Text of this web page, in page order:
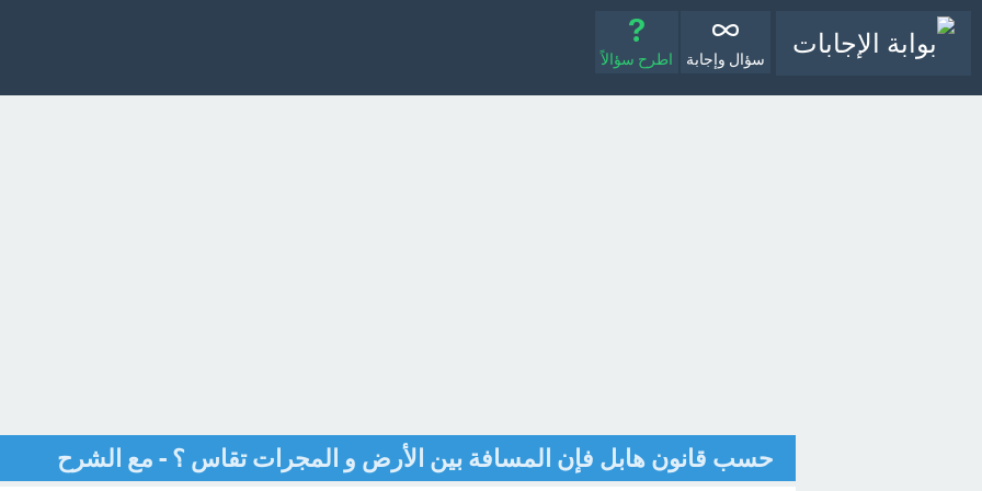
سؤال وإجابة اطرح سؤالاً
حسب قانون هابل فإن المسافة بين الأرض و المجرات تقاس ؟ - مع الشرح